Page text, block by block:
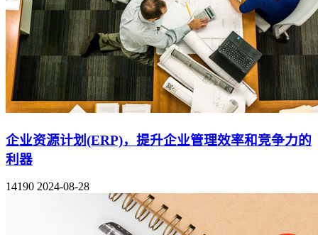
企业资源计划(ERP)，提升企业管理效率和竞争力的
利器
14190 2024-08-28